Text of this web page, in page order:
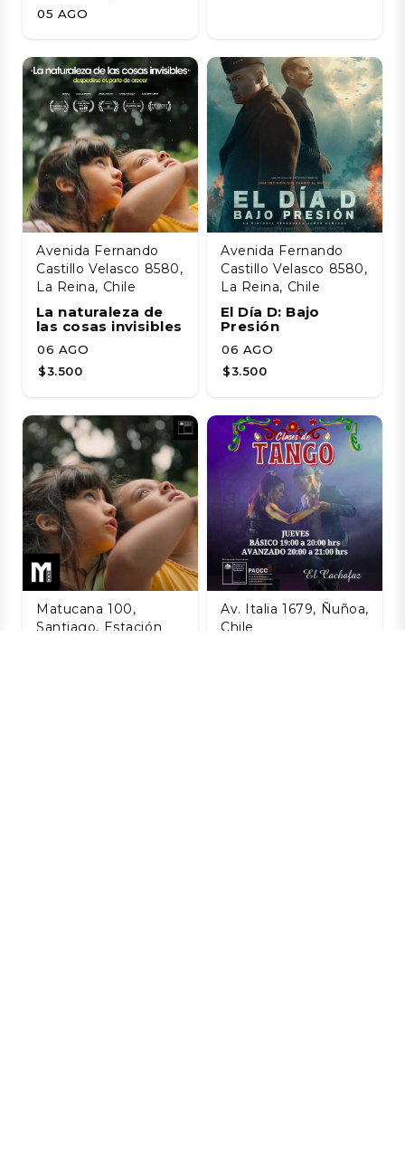
05 AGO
Avenida Fernando
Castillo Velasco 8580,
La Reina, Chile
La naturaleza de
las cosas invisibles
06 AGO
$3.500
Avenida Fernando
Castillo Velasco 8580,
La Reina, Chile
El Día D: Bajo
Presión
06 AGO
$3.500
Matucana 100,
Santiago, Estación
Av. Italia 1679, Ñuñoa,
Chile